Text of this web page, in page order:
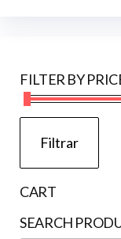
FILTER BY
Filtrar
CART
SEARCH